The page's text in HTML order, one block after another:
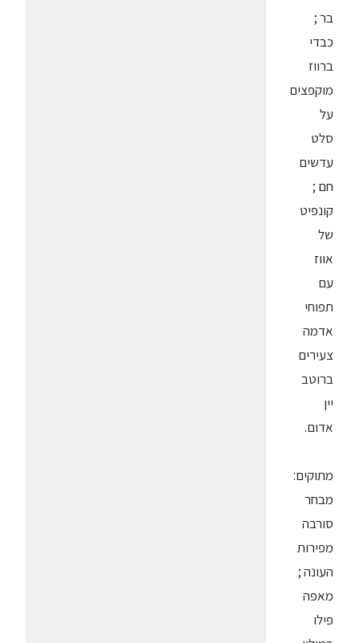
בר ;
כבדי
ברווז
מוקפצים
על
סלט
עדשים
חם ;
קונפיט
של
אווז
עם
תפוחי
אדמה
צעירים
ברוטב
יין
אדום.
מתוקים:
מבחר
סורבה
מפירות
העונה ;
מאפה
פילו